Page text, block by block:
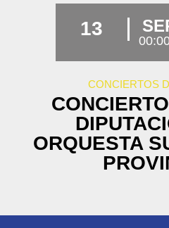
13
CONCIERTOS
ORQUESTA